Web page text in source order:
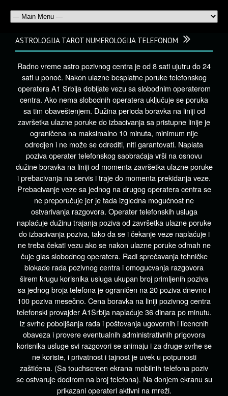
ASTROLOGIJA TAROT NUMEROLOGIJA TELEFONOM
Radno vreme astro pozivnog centra je od 8 sati ujutru do 24
sati u ponoć. Nakon ulazne besplatne poruke telefonskog
operatera A1 Srbija dobijate vezu sa slobodnim operaterom
centra. Ako nema slobodnih operatera uključuje se poruka
sa tim obaveštenjem. Dužina perioda boravka na liniji od
završetka ulazne poruke do izbacivanja sa pristupne linije je
ograničena na maksimalno 10 minuta, minimum nije
odredjen i ne može se odrediti, niti garantovati. Naplata
poziva operater telefonskog saobraćaja vrši na osnovu
dužine boravka na liniji od momenta završetka ulazne poruke
i prebacivanja na servis i traje do momenta prekidanja veze.
Prebacivanje veze sa jednog na drugog operatera centra se
ne preporučuje jer je tada izgledna mogućnost ne
ostvarivanja razgovora. Operater telefonskih usluga
naplaćuje dužinu trajanja poziva od završetka ulazne poruke
do izbacivanja poziva, tako da se i čekanje veze naplaćuje i
ne treba čekati vezu ako se nakon ulazne poruke odmah ne
čuje glas slobodnog operatera. Radi sprečavanja tehničke
blokade rada pozivnog centra i omogucvanja razgovora
širem krugu korisnika usluga ukupan broj primljenih poziva
sa jednog broja telefona je ograničen na 20 poziva dnevno i
100 poziva mesečno. Cena boravka na liniji pozivnog centra
telefonski provajder A1Srbija naplaćuje 36 dinara po minutu.
Iz svrhe poboljšanja rada i poštovanja ugovornih i licencnih
obaveza i provere eventualnih administrativnih prigovora
korisnika usluge svi razgovori se snimaju i za druge svrhe se
ne koriste, i privatnost i tajnost je uvek u potpunosti
zaštićena. (Sa touchscreen ekrana mobilnih telefona poziv
se ostvaruje dodirom na broj telefona). Na donjem ekranu su
prikazani operateri aktivni na mreži.